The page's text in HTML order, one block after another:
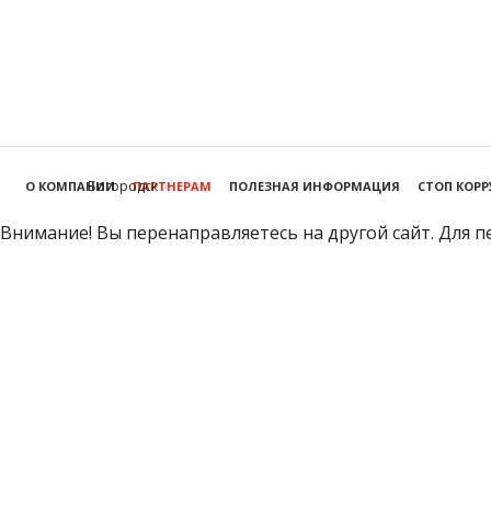
Богородск
О КОМПАНИИ ПАРТНЕРАМ ПОЛЕЗНАЯ ИНФОРМАЦИЯ СТОП
Внимание! Вы перенаправляетесь на другой сайт. Для